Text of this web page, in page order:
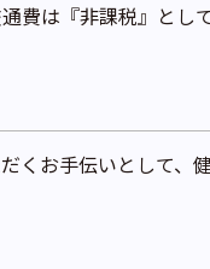
は『非課税』と
お手伝いとして